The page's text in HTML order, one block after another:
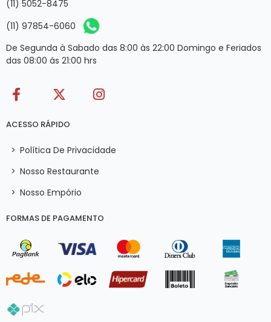
(11) 5052-8475
(11) 97854-6060
De Segunda à Sabado das 8:00 às 22:00 Domingo e Feriados
das 08:00 ás 21:00 hrs
ACESSO RÁPIDO
> Política De Privacidade
> Nosso Restaurante
> Nosso Empório
FORMAS DE PAGAMENTO